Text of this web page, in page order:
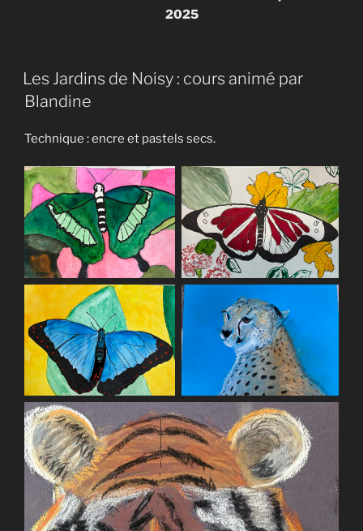
2025
Les Jardins de Noisy : cours animé par
Blandine
Technique : encre et pastels secs.